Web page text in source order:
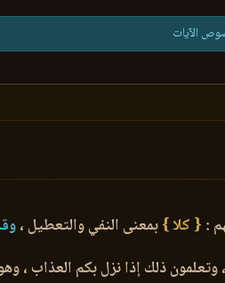
الآيات
: { كلا }بمعنى النفي والتعطيل ،
ذلك إذا نزل بكم العذاب ،